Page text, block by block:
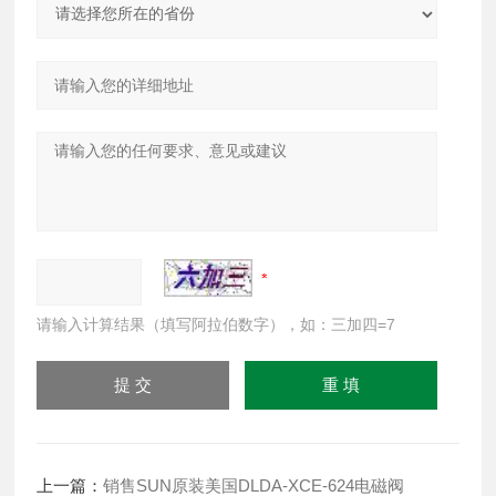
请输入计算结果（填写阿拉伯数字），如：三加四=7
上一篇：销售SUN原装美国DLDA-XCE-624电磁阀